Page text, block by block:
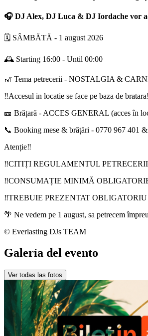
🎧 DJ Alex, DJ Luca & DJ Iordache vor
🗓️ SÂMBĂTĂ - 1 august 2026
🕰️ Starting 16:00 - Until 00:00
🎢 Tema petrecerii - NOSTALGIA &
‼️Accesul in locatie se face pe baza de bratara!
🎫 Brățară - ACCES GENERAL (acces în
📞 Booking mese & brățări - 0770 967 401
Atenție‼️
‼️CITIȚI REGULAMENTUL
‼️CONSUMAȚIE MINIMĂ
‼️TREBUIE PREZENTAT
🌴 Ne vedem pe 1 august, sa petrecem
©️ Everlasting DJs TEAM
Galería del evento
Ver todas las fotos